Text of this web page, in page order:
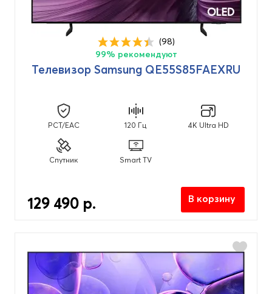
(98)
99% рекомендуют
Телевизор Samsung QE55S85FAEXRU
PCT/EAC 120 Гц 4K Ultra HD
Спутник Smart TV
129 490 р. В корзину